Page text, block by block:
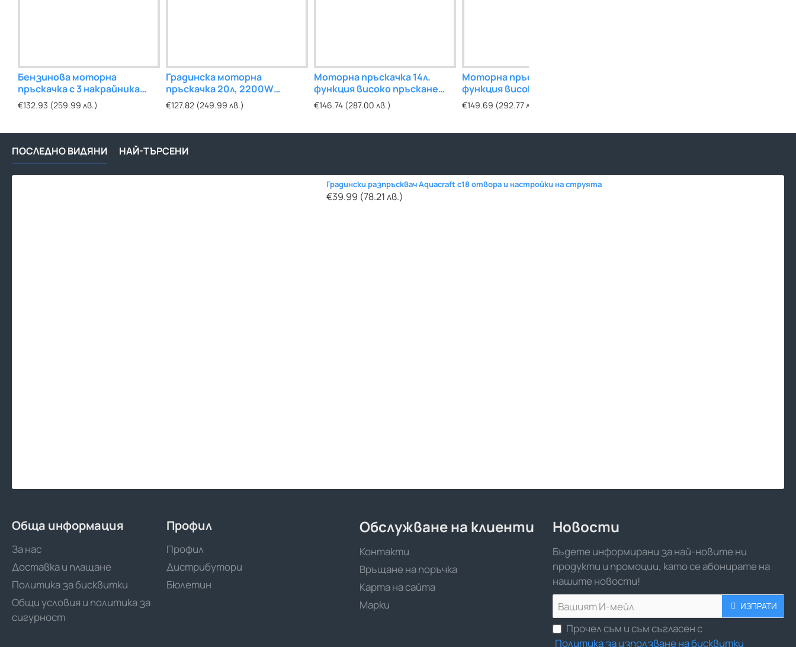
Бензинова моторна
пръскачка с 3 накрайника
25л. RTR
€132.93 (259.99 лв.)
Градинска моторна
пръскачка 20л, 2200W
бензинова
€127.82 (249.99 лв.)
Моторна пръскачка 14л.
функция високо пръскане
2.2hp
€146.74 (287.00 лв.)
Моторна пръскачка 20л.
функция високо пръскане
2.2hp
€149.69 (292.77 лв.)
ПОСЛЕДНО ВИДЯНИ НАЙ-ТЪРСЕНИ
Градински разпръсквач Aquacraft с18 отвора и настройки на струята
€39.99 (78.21 лв.)
Обща информация
За нас
Доставка и плащане
Политика за бисквитки
Общи условия и политика за
сигурност
Профил
Профил
Дистрибутори
Бюлетин
Обслужване на клиенти
Контакти
Връщане на поръчка
Карта на сайта
Марки
Новости
Бъдете информирани за най-новите ни
продукти и промоции, като се абонирате на
нашите новости!
Вашият
И-
мейл
ИЗПРАТИ
Прочел съм и съм съгласен с
Политика за използване на бисквитки